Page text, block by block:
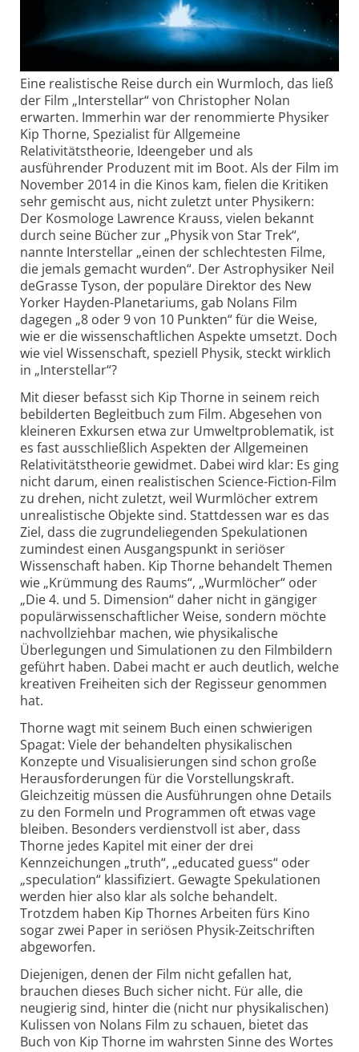
Eine realistische Reise durch ein Wurmloch, das ließ
der Film „Interstellar“ von Christopher Nolan
erwarten. Immerhin war der renommierte Physiker
Kip Thorne, Spezialist für Allgemeine
Relativitätstheorie, Ideengeber und als
ausführender Produzent mit im Boot. Als der Film im
November 2014 in die Kinos kam, fielen die Kritiken
sehr gemischt aus, nicht zuletzt unter Physikern:
Der Kosmologe Lawrence Krauss, vielen bekannt
durch seine Bücher zur „Physik von Star Trek“,
nannte Interstellar „einen der schlechtesten Filme,
die jemals gemacht wurden“. Der Astrophysiker Neil
deGrasse Tyson, der populäre Direktor des New
Yorker Hayden-Planetariums, gab Nolans Film
dagegen „8 oder 9 von 10 Punkten“ für die Weise,
wie er die wissenschaftlichen Aspekte umsetzt. Doch
wie viel Wissenschaft, speziell Physik, steckt wirklich
in „Interstellar“?
Mit dieser befasst sich Kip Thorne in seinem reich
bebilderten Begleitbuch zum Film. Abgesehen von
kleineren Exkursen etwa zur Umweltproblematik, ist
es fast ausschließlich Aspekten der Allgemeinen
Relativitätstheorie gewidmet. Dabei wird klar: Es ging
nicht darum, einen realistischen Science-Fiction-Film
zu drehen, nicht zuletzt, weil Wurmlöcher extrem
unrealistische Objekte sind. Stattdessen war es das
Ziel, dass die zugrundeliegenden Spekulationen
zumindest einen Ausgangspunkt in seriöser
Wissenschaft haben. Kip Thorne behandelt Themen
wie „Krümmung des Raums“, „Wurmlöcher“ oder
„Die 4. und 5. Dimension“ daher nicht in gängiger
populärwissenschaftlicher Weise, sondern möchte
nachvollziehbar machen, wie physikalische
Überlegungen und Simulationen zu den Filmbildern
geführt haben. Dabei macht er auch deutlich, welche
kreativen Freiheiten sich der Regisseur genommen
hat.
Thorne wagt mit seinem Buch einen schwierigen
Spagat: Viele der behandelten physikalischen
Konzepte und Visualisierungen sind schon große
Herausforderungen für die Vorstellungskraft.
Gleichzeitig müssen die Ausführungen ohne Details
zu den Formeln und Programmen oft etwas vage
bleiben. Besonders verdienstvoll ist aber, dass
Thorne jedes Kapitel mit einer der drei
Kennzeichungen „truth“, „educated guess“ oder
„specula­tion“ klassifiziert. Gewagte Spekulationen
werden hier also klar als solche behandelt.
Trotzdem haben Kip Thornes Arbeiten fürs Kino
sogar zwei Paper in seriösen Physik-Zeitschriften
abgeworfen.
Diejenigen, denen der Film nicht gefallen hat,
brauchen dieses Buch sicher nicht. Für alle, die
neugierig sind, hinter die (nicht nur physikalischen)
Kulissen von Nolans Film zu schauen, bietet das
Buch von Kip Thorne im wahrsten Sinne des Wortes